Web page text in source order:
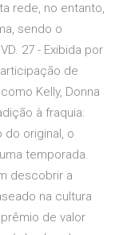
rede, no entanto,
sendo o
27 - Exibida por
de
Kelly, Donna
à fraquia:
do original, o
temporada.
descobrir a
na cultura
de valor